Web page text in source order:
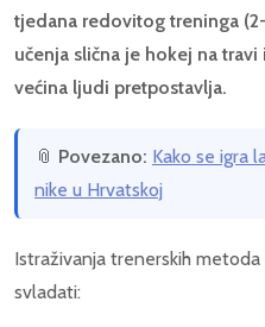
tjedana redovitog treninga
učenja slična je hokej na
većina ljudi pretpostavlja.
📎 Povezano: Kako se igra
nike u Hrvatskoj
Istraživanja trenerskih
svladati: